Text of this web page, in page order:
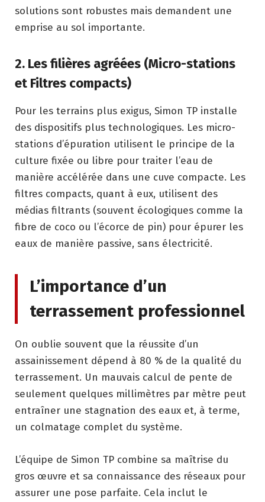
solutions sont robustes mais demandent une
emprise au sol importante.
2. Les filières agréées (Micro-stations
et Filtres compacts)
Pour les terrains plus exigus, Simon TP installe
des dispositifs plus technologiques. Les micro-
stations d’épuration utilisent le principe de la
culture fixée ou libre pour traiter l’eau de
manière accélérée dans une cuve compacte. Les
filtres compacts, quant à eux, utilisent des
médias filtrants (souvent écologiques comme la
fibre de coco ou l’écorce de pin) pour épurer les
eaux de manière passive, sans électricité.
L’importance d’un
terrassement professionnel
On oublie souvent que la réussite d’un
assainissement dépend à 80 % de la qualité du
terrassement. Un mauvais calcul de pente de
seulement quelques millimètres par mètre peut
entraîner une stagnation des eaux et, à terme,
un colmatage complet du système.
L’équipe de Simon TP combine sa maîtrise du
gros œuvre et sa connaissance des réseaux pour
assurer une pose parfaite. Cela inclut le